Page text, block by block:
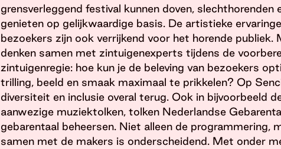
grensverleggend festival kunnen doven, slechthorenden
genieten op gelijkwaardige basis. De artistieke
bezoekers zijn ook verrijkend voor het horende
denken samen met zintuigenexperts tijdens de
zintuigenregie: hoe kun je de beleving van bezoekers
trilling, beeld en smaak maximaal te prikkelen? Op
diversiteit en inclusie overal terug. Ook in bijvoorbeeld
aanwezige muziektolken, tolken Nederlandse
gebarentaal beheersen. Niet alleen de programmering,
samen met de makers is onderscheidend. Met onder